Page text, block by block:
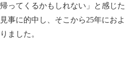
ってくるかもしれない」と感じた
事に的中し、そこから25年におよ
ました。